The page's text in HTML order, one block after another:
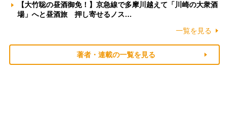
【大竹聡の昼酒御免！】京急線で多摩川越えて「川崎の大衆酒
場」へと昼酒旅 押し寄せるノス…
一覧を見る
著者・連載の一覧を見る